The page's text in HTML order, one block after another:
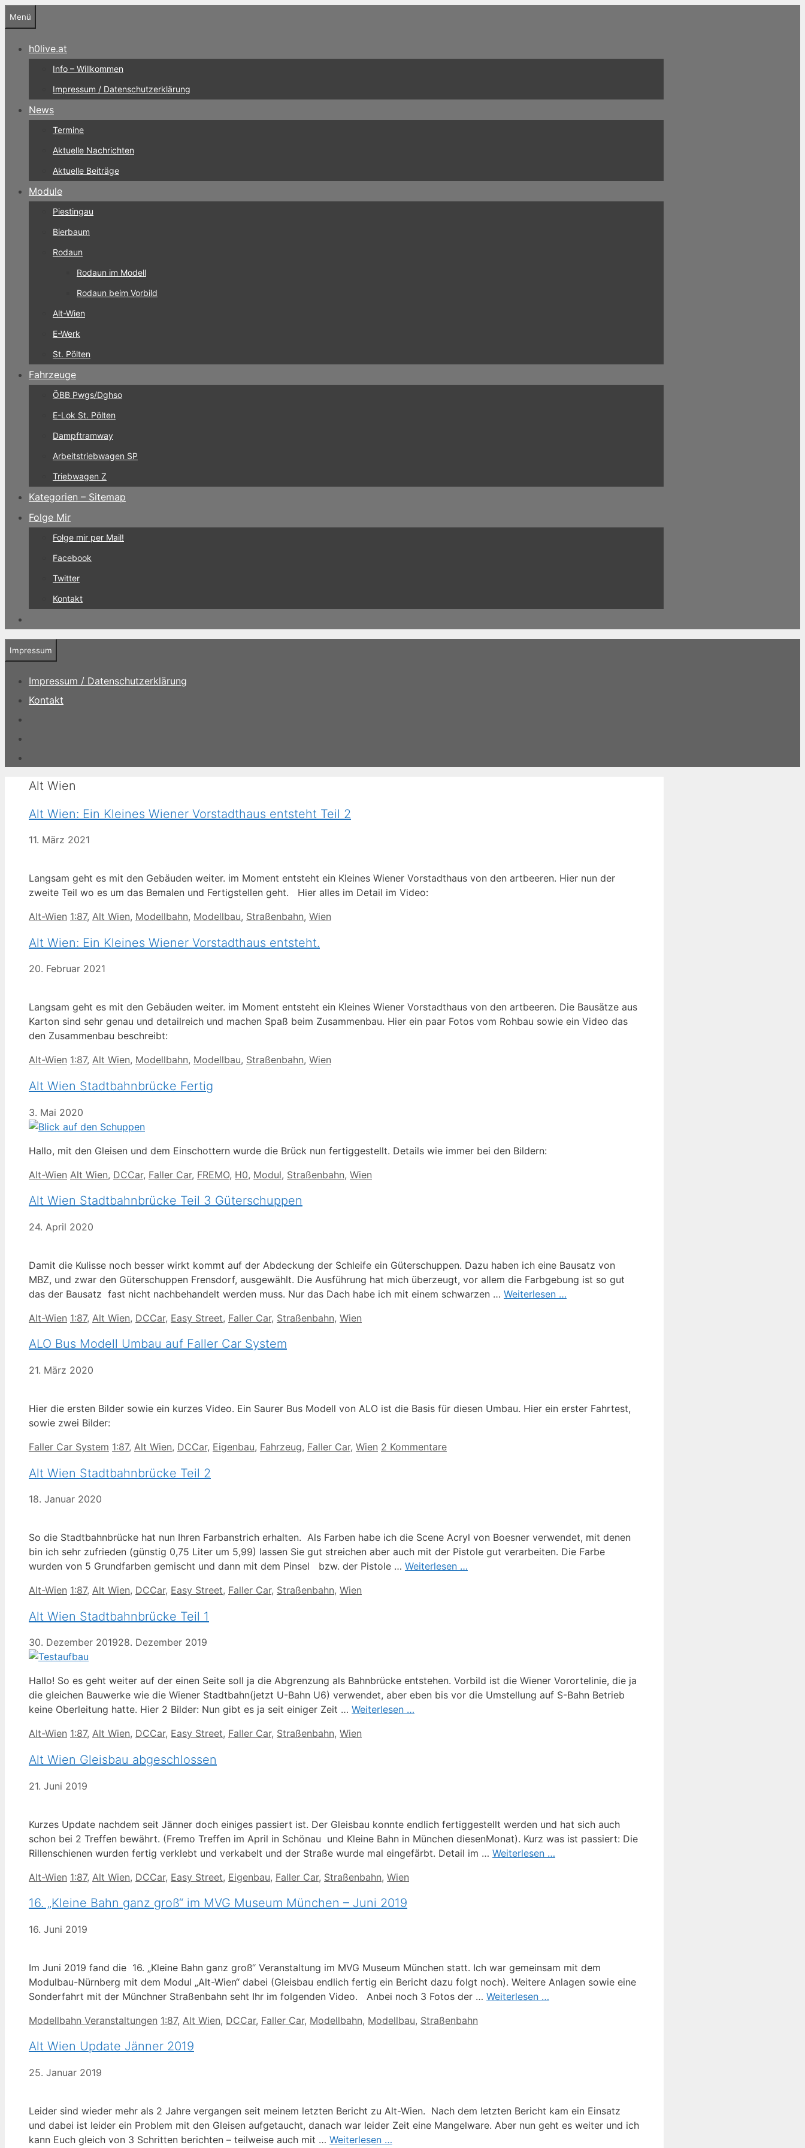
Zum
Inhalt
Menü
h0live.at
Info – Willkommen
Impressum / Datenschutzerklärung
News
Termine
Aktuelle Nachrichten
Aktuelle Beiträge
Module
Piestingau
Bierbaum
Rodaun
Rodaun im Modell
Rodaun beim Vorbild
Alt-Wien
E-Werk
St. Pölten
Fahrzeuge
ÖBB Pwgs/Dghso
E-Lok St. Pölten
Dampftramway
Arbeitstriebwagen SP
Triebwagen Z
Kategorien – Sitemap
Folge Mir
Folge mir per Mail!
Facebook
Twitter
Kontakt
Impressum
Impressum / Datenschutzerklärung
Kontakt
Alt Wien
Alt Wien: Ein Kleines Wiener Vorstadthaus entsteht Teil 2
11. März 2021
Langsam geht es mit den Gebäuden weiter. im Moment entsteht ein Kleines Wiener Vorstadthaus von den artbeeren. Hier nun der
zweite Teil wo es um das Bemalen und Fertigstellen geht. Hier alles im Detail im Video:
Kategorien
Alt-Wien Schlagwörter
1:87, Alt Wien, Modellbahn, Modellbau, Straßenbahn, Wien
Alt Wien: Ein Kleines Wiener Vorstadthaus entsteht.
20. Februar 2021
Langsam geht es mit den Gebäuden weiter. im Moment entsteht ein Kleines Wiener Vorstadthaus von den artbeeren. Die Bausätze aus
Karton sind sehr genau und detailreich und machen Spaß beim Zusammenbau. Hier ein paar Fotos vom Rohbau sowie ein Video das
den Zusammenbau beschreibt:
Kategorien
Alt-Wien Schlagwörter
1:87, Alt Wien, Modellbahn, Modellbau, Straßenbahn, Wien
Alt Wien Stadtbahnbrücke Fertig
3. Mai 2020
Hallo, mit den Gleisen und dem Einschottern wurde die Brück nun fertiggestellt. Details wie immer bei den Bildern:
Kategorien
Alt-Wien Schlagwörter
Alt Wien, DCCar, Faller Car, FREMO, H0, Modul, Straßenbahn, Wien
Alt Wien Stadtbahnbrücke Teil 3 Güterschuppen
24. April 2020
Damit die Kulisse noch besser wirkt kommt auf der Abdeckung der Schleife ein Güterschuppen. Dazu haben ich eine Bausatz von
MBZ, und zwar den Güterschuppen Frensdorf, ausgewählt. Die Ausführung hat mich überzeugt, vor allem die Farbgebung ist so gut
das der Bausatz fast nicht nachbehandelt werden muss. Nur das Dach habe ich mit einem schwarzen … Weiterlesen …
Kategorien
Alt-Wien Schlagwörter
1:87, Alt Wien, DCCar, Easy Street, Faller Car, Straßenbahn, Wien
ALO Bus Modell Umbau auf Faller Car System
21. März 2020
Hier die ersten Bilder sowie ein kurzes Video. Ein Saurer Bus Modell von ALO ist die Basis für diesen Umbau. Hier ein erster Fahrtest,
sowie zwei Bilder:
Kategorien
Faller Car System Schlagwörter
1:87, Alt Wien, DCCar, Eigenbau, Fahrzeug, Faller Car, Wien 2 Kommentare
Alt Wien Stadtbahnbrücke Teil 2
18. Januar 2020
So die Stadtbahnbrücke hat nun Ihren Farbanstrich erhalten. Als Farben habe ich die Scene Acryl von Boesner verwendet, mit denen
bin ich sehr zufrieden (günstig 0,75 Liter um 5,99) lassen Sie gut streichen aber auch mit der Pistole gut verarbeiten. Die Farbe
wurden von 5 Grundfarben gemischt und dann mit dem Pinsel bzw. der Pistole … Weiterlesen …
Kategorien
Alt-Wien Schlagwörter
1:87, Alt Wien, DCCar, Easy Street, Faller Car, Straßenbahn, Wien
Alt Wien Stadtbahnbrücke Teil 1
30. Dezember 201928. Dezember 2019
Hallo! So es geht weiter auf der einen Seite soll ja die Abgrenzung als Bahnbrücke entstehen. Vorbild ist die Wiener Vorortelinie, die ja
die gleichen Bauwerke wie die Wiener Stadtbahn(jetzt U-Bahn U6) verwendet, aber eben bis vor die Umstellung auf S-Bahn Betrieb
keine Oberleitung hatte. Hier 2 Bilder: Nun gibt es ja seit einiger Zeit … Weiterlesen …
Kategorien
Alt-Wien Schlagwörter
1:87, Alt Wien, DCCar, Easy Street, Faller Car, Straßenbahn, Wien
Alt Wien Gleisbau abgeschlossen
21. Juni 2019
Kurzes Update nachdem seit Jänner doch einiges passiert ist. Der Gleisbau konnte endlich fertiggestellt werden und hat sich auch
schon bei 2 Treffen bewährt. (Fremo Treffen im April in Schönau und Kleine Bahn in München diesenMonat). Kurz was ist passiert: Die
Rillenschienen wurden fertig verklebt und verkabelt und der Straße wurde mal eingefärbt. Detail im … Weiterlesen …
Kategorien
Alt-Wien Schlagwörter
1:87, Alt Wien, DCCar, Easy Street, Eigenbau, Faller Car, Straßenbahn, Wien
16. „Kleine Bahn ganz groß“ im MVG Museum München – Juni 2019
16. Juni 2019
Im Juni 2019 fand die 16. „Kleine Bahn ganz groß“ Veranstaltung im MVG Museum München statt. Ich war gemeinsam mit dem
Modulbau-Nürnberg mit dem Modul „Alt-Wien“ dabei (Gleisbau endlich fertig ein Bericht dazu folgt noch). Weitere Anlagen sowie eine
Sonderfahrt mit der Münchner Straßenbahn seht Ihr im folgenden Video. Anbei noch 3 Fotos der … Weiterlesen …
Kategorien
Modellbahn Veranstaltungen Schlagwörter
1:87, Alt Wien, DCCar, Faller Car, Modellbahn, Modellbau, Straßenbahn
Alt Wien Update Jänner 2019
25. Januar 2019
Leider sind wieder mehr als 2 Jahre vergangen seit meinem letzten Bericht zu Alt-Wien. Nach dem letzten Bericht kam ein Einsatz
und dabei ist leider ein Problem mit den Gleisen aufgetaucht, danach war leider Zeit eine Mangelware. Aber nun geht es weiter und ich
kann Euch gleich von 3 Schritten berichten – teilweise auch mit … Weiterlesen …